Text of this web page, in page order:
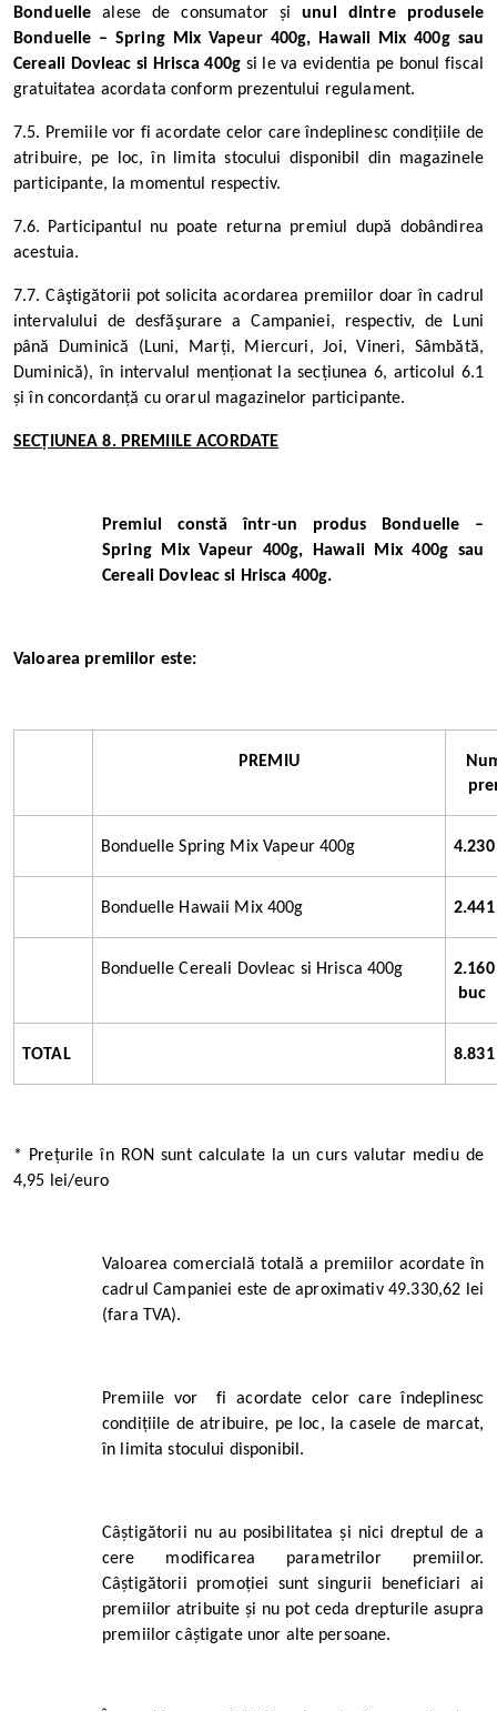
Bonduelle alese de consumator șiunul dintre produsele
Bonduelle – Spring Mix Vapeur 400g, Hawaii Mix 400g sau
Cereali Dovleac si Hrisca 400gsi le va evidentia pe bonul fiscal
gratuitatea acordata conform prezentului regulament.
7.5. Premiile vor fi acordate celor care îndeplinesc condițiile de
atribuire, pe loc, în limita stocului disponibil din magazinele
participante, la momentul respectiv.
7.6.
Participantul nu poate returna premiul după dobândirea
acestuia.
7.7. Câştigătorii pot solicita acordarea premiilor doar în cadrul
intervalului de desfăşurare a Campaniei, respectiv, de Luni
până Duminică (Luni, Marți, Miercuri, Joi, Vineri, Sâmbătă,
Duminică), în intervalul menționat la secțiunea 6, articolul 6.1
și în concordanță cu orarul magazinelor participante.
SECȚIUNEA 8. PREMIILE ACORDATE
Premiul constǎ într-un produs
Bonduelle –
Spring Mix Vapeur 400g, Hawaii Mix 400g sau
Cereali Dovleac si Hrisca 400g.
Valoarea premiilor este:
PREMIU
Bonduelle Spring Mix Vapeur 400g
Bonduelle Hawaii Mix 400g
Bonduelle Cereali Dovleac si Hrisca 400g
2.160
buc
TOTAL
* Prețurile în RON sunt calculate la un curs valutar mediu de
4,95 lei/euro
Valoarea comercială totală a premiilor acordate în
cadrul Campaniei este de aproximativ 49.330,62 lei
(fara TVA).
Premiile vor fi acordate celor care îndeplinesc
condițiile de atribuire, pe loc, la casele de marcat,
în limita stocului disponibil.
Câștigătorii nu au posibilitatea și nici dreptul de a
cere modificarea parametrilor premiilor.
Câștigătorii promoției sunt singurii beneficiari ai
premiilor atribuite și nu pot ceda drepturile asupra
premiilor câștigate unor alte persoane.